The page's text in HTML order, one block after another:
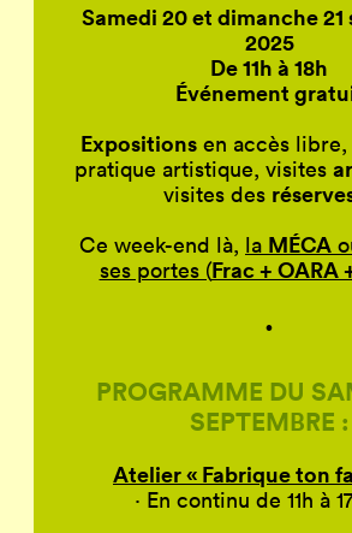
Samedi 20 et dimanche
2025
De 11h à 18h
Événement
Expositionsen accès libre,
pratique artistique, visites
visites des
Ce week-end là, la MÉCA
ses portes (Frac + OARA
·
PROGRAMME DU
SEPTEMBRE :
Atelier « Fabrique ton
· En continu de 11h à